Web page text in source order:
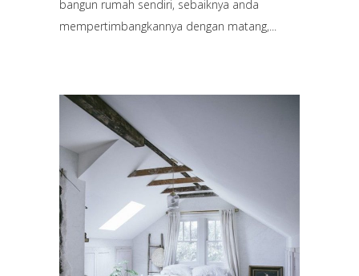
bangun rumah sendiri, sebaiknya anda
mempertimbangkannya dengan matang,